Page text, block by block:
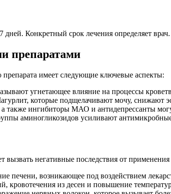
дней. Конкретный срок лечения определяет врач.
препаратами
препарата имеет следующие ключевые аспекты:
угнетающее влияние на процессы
которые подщелачивают мочу, снижают
ингибиторы МАО и антидепрессанты
аминогликозидов усиливают
негативные последствия от
печени, возникающее под воздействием
кровотечения из десен и повышение